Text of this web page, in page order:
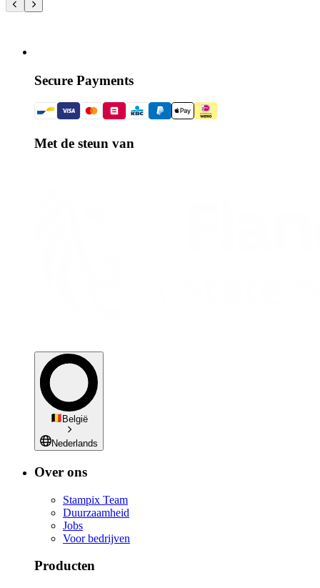
Secure Payments
Met de steun van
België
Nederlands
Over ons
Stampix Team
Duurzaamheid
Jobs
Voor bedrijven
Producten